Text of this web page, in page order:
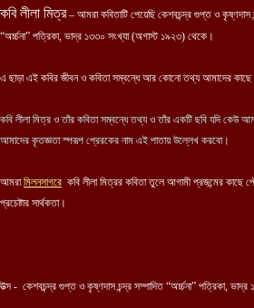
কবি লীলা মিত্র– আমরা কবিতাটি পেয়েছি কেশবচন্দ্র গুপ্ত ও কৃষ্ণদাস
“অর্চ্চনা” পত্রিকা, ভাদ্র ১৩৩০ সংখ্যা (অগাস্ট ১৯২৩) থেকে।
এ ছাড়া এই কবির জীবন ও কবিতা সম্বন্ধে আর কোনো তথ্য আমাদের কাছে
কবি লীলা মিত্র ও তাঁর কবিতা সম্বন্ধে তথ্য ও তাঁর একটি ছবি যদি কেউ
আমাদের কৃতজ্ঞতা স্পরূপ প্রেরকের নাম এই পাতায় উল্লেখ করবো।
আমরামিলনসাগরে কবি লীলা মিত্রর কবিতা তুলে আগামী প্রজন্মের কাছে
প্রচেষ্টার সার্থকতা।
উত্স - কেশবচন্দ্র গুপ্ত ও কৃষ্ণদাস চন্দ্র সম্পাদিত “অর্চ্চনা” পত্রিকা,